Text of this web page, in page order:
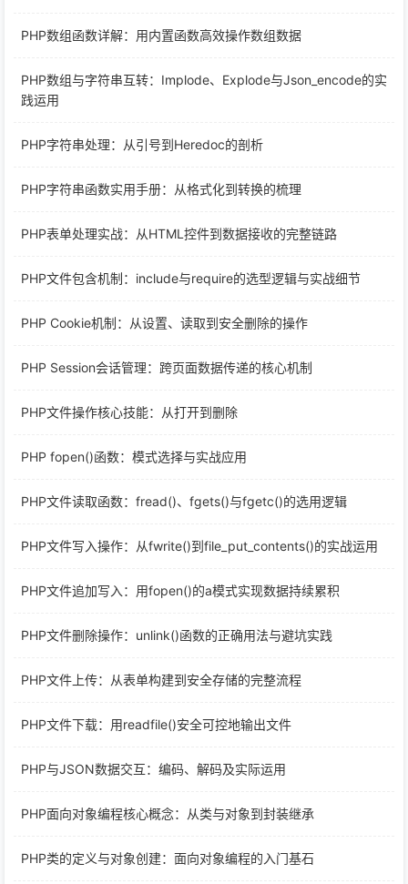
PHP数组函数详解：用内置函数高效操作数组数据
PHP数组与字符串互转：Implode、Explode与Json_encode的实
践运用
PHP字符串处理：从引号到Heredoc的剖析
PHP字符串函数实用手册：从格式化到转换的梳理
PHP表单处理实战：从HTML控件到数据接收的完整链路
PHP文件包含机制：include与require的选型逻辑与实战细节
PHP Cookie机制：从设置、读取到安全删除的操作
PHP Session会话管理：跨页面数据传递的核心机制
PHP文件操作核心技能：从打开到删除
PHP fopen()函数：模式选择与实战应用
PHP文件读取函数：fread()、fgets()与fgetc()的选用逻辑
PHP文件写入操作：从fwrite()到file_put_contents()的实战运用
PHP文件追加写入：用fopen()的a模式实现数据持续累积
PHP文件删除操作：unlink()函数的正确用法与避坑实践
PHP文件上传：从表单构建到安全存储的完整流程
PHP文件下载：用readfile()安全可控地输出文件
PHP与JSON数据交互：编码、解码及实际运用
PHP面向对象编程核心概念：从类与对象到封装继承
PHP类的定义与对象创建：面向对象编程的入门基石